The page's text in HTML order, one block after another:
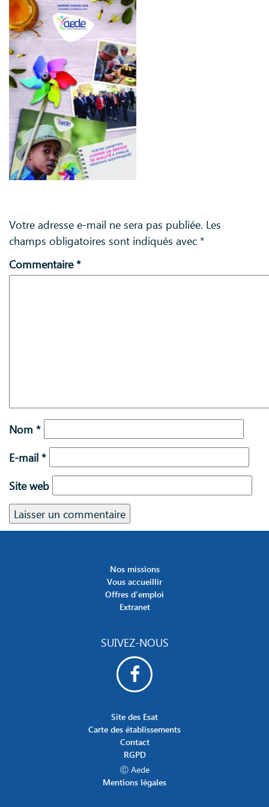
Votre adresse e-mail ne sera pas publiée. Les
champs obligatoires sont indiqués avec *
Commentaire*
Nom *
E-mail *
Site web
Nos missions
Vous accueillir
Offres d’emploi
Extranet
SUIVEZ-NOUS
Site des Esat
Carte des établissements
Contact
RGPD
Ⓒ Aede
Mentions légales